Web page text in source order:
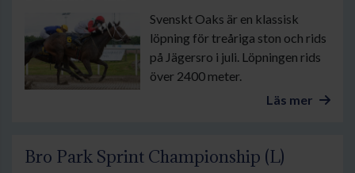
Svenskt Oaks är en klassisk
löpning för treåriga ston och rids
på Jägersro i juli. Löpningen rids
över 2400 meter.
Läs mer
Bro Park Sprint Championship (L)